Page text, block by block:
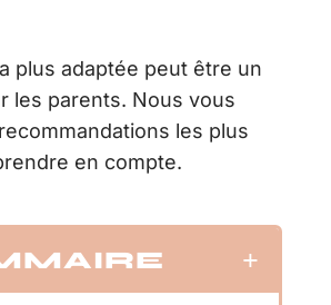
plus adaptée peut être un
les parents. Nous vous
les plus
en compte.